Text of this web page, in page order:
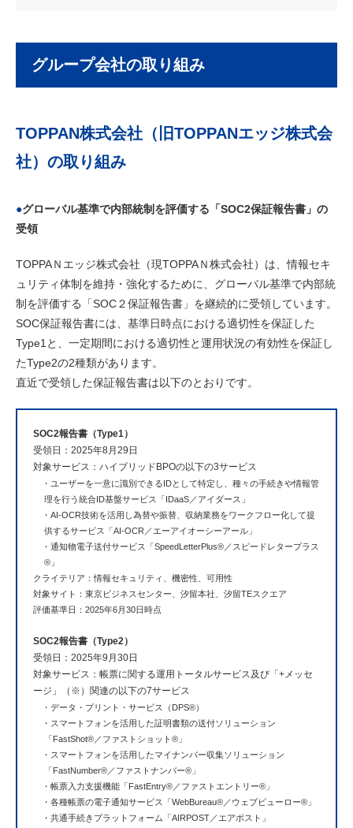
グループ会社の取り組み
TOPPAN株式会社（旧TOPPANエッジ株式会
社）の取り組み
●グローバル基準で内部統制を評価する「SOC2保証報告書」の
受領
TOPPAＮエッジ株式会社（現TOPPAＮ株式会社）は、情報セキ
ュリティ体制を維持・強化するために、グローバル基準で内部統
制を評価する「SOC２保証報告書」を継続的に受領しています。
SOC保証報告書には、基準日時点における適切性を保証した
Type1と、一定期間における適切性と運用状況の有効性を保証し
たType2の2種類があります。
直近で受領した保証報告書は以下のとおりです。
SOC2報告書（Type1）
受領日：2025年8月29日
対象サービス：ハイブリッドBPOの以下の3サービス
・ ユーザーを一意に識別できるIDとして特定し、種々の手続きや情報管
理を行う統合ID基盤サービス「IDaaS／アイダース」
・ AI-OCR技術を活用し為替や振替、収納業務をワークフロー化して提
供するサービス「AI-OCR／エーアイオーシーアール」
・ 通知物電子送付サービス「SpeedLetterPlus®／スピードレタープラス
®」
クライテリア：情報セキュリティ、機密性、可用性
対象サイト：東京ビジネスセンター、汐留本社、汐留TEスクエア
評価基準日：2025年6月30日時点
SOC2報告書（Type2）
受領日：2025年9月30日
対象サービス：帳票に関する運用トータルサービス及び「+メッセ
ージ」（※）関連の以下の7サービス
・ データ・プリント・サービス（DPS®）
・ スマートフォンを活用した証明書類の送付ソリューション
「FastShot®／ファストショット®」
・ スマートフォンを活用したマイナンバー収集ソリューション
「FastNumber®／ファストナンバー®」
・ 帳票入力支援機能「FastEntry®／ファストエントリー®」
・ 各種帳票の電子通知サービス「WebBureau®／ウェブビューロー®」
・ 共通手続きプラットフォーム「AIRPOST／エアポスト」